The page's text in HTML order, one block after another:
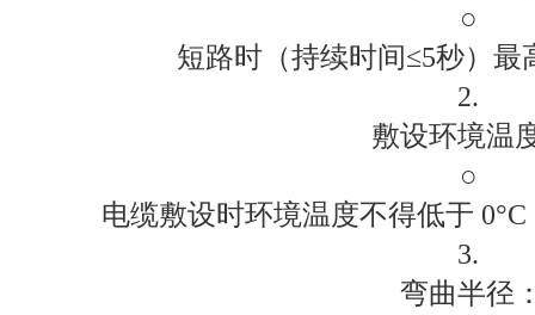
○
短路时（持续时间≤5秒）最
2.
敷设环境温
○
电缆敷设时环境温度不得低于
3.
弯曲半径